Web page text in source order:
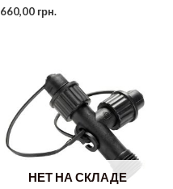
660,00 грн.
НЕТ НА СКЛАДЕ